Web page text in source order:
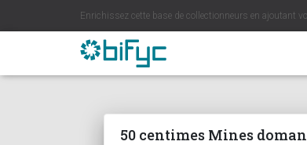
Enrichissez cette base de collectionneurs en ajoutant
50 centimes Mines